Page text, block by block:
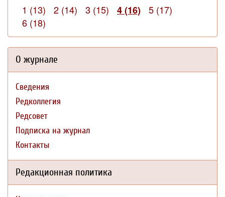
1 (13) 2 (14) 3 (15) 4 (16)
5 (17)
6 (18)
О журнале
Сведения
Редколлегия
Редсовет
Подписка на журнал
Контакты
Редакционная политика